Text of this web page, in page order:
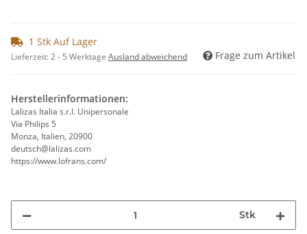
1 Stk Auf Lager
Lieferzeit:2 - 5 Werktage Ausland abweichend Frage zum Artikel
Herstellerinformationen:
Lalizas Italia s.r.l. Unipersonale
Via Philips 5
Monza, Italien, 20900
deutsch@lalizas.com
https://www.lofrans.com/
Stk